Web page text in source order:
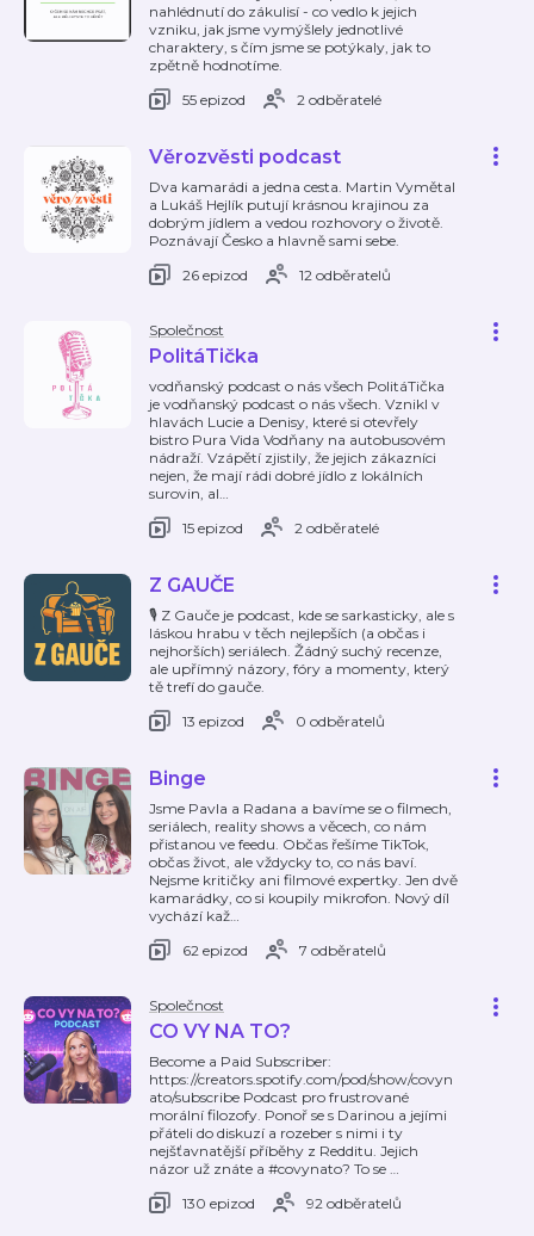
nahlédnutí do zákulisí - co vedlo k jejich
vzniku, jak jsme vymýšlely jednotlivé
charaktery, s čím jsme se potýkaly, jak to
zpětně hodnotíme.
55 epizod
2 odběratelé
Věrozvěsti podcast
Dva kamarádi a jedna cesta. Martin Vymětal
a Lukáš Hejlík putují krásnou krajinou za
dobrým jídlem a vedou rozhovory o životě.
Poznávají Česko a hlavně sami sebe.
26 epizod
12 odběratelů
Společnost
PolitáTička
vodňanský podcast o nás všech PolitáTička
je vodňanský podcast o nás všech. Vznikl v
hlavách Lucie a Denisy, které si otevřely
bistro Pura Vida Vodňany na autobusovém
nádraží. Vzápětí zjistily, že jejich zákazníci
nejen, že mají rádi dobré jídlo z lokálních
surovin, al…
15 epizod
2 odběratelé
Z GAUČE
🎙️ Z Gauče je podcast, kde se sarkasticky, ale s
láskou hrabu v těch nejlepších (a občas i
nejhorších) seriálech. Žádný suchý recenze,
ale upřímný názory, fóry a momenty, který
tě trefí do gauče.
13 epizod
0 odběratelů
Binge
Jsme Pavla a Radana a bavíme se o filmech,
seriálech, reality shows a věcech, co nám
přistanou ve feedu. Občas řešíme TikTok,
občas život, ale vždycky to, co nás baví.
Nejsme kritičky ani filmové expertky. Jen dvě
kamarádky, co si koupily mikrofon. Nový díl
vychází kaž…
62 epizod
7 odběratelů
Společnost
CO VY NA TO?
Become a Paid Subscriber:
https://creators.spotify.com/pod/show/covyn
ato/subscribe Podcast pro frustrované
morální filozofy. Ponoř se s Darinou a jejími
přáteli do diskuzí a rozeber s nimi i ty
nejšťavnatější příběhy z Redditu. Jejich
názor už znáte a #covynato? To se …
130 epizod
92 odběratelů